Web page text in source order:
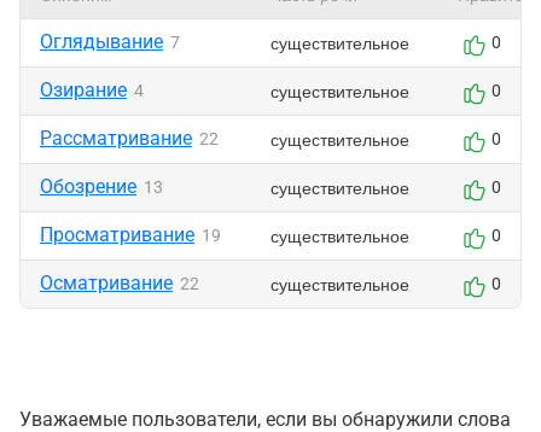
Оглядывание 7 существительное 0
Озирание 4 существительное 0
Рассматривание 22 существительное 0
Обозрение 13 существительное 0
Просматривание 19 существительное 0
Осматривание 22 существительное 0
Уважаемые пользователи, если вы обнаружили слова